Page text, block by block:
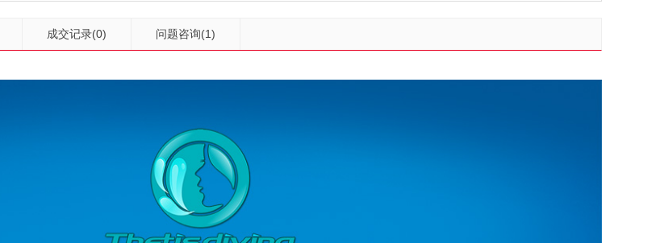
成交记录(0) 问题咨询(1)